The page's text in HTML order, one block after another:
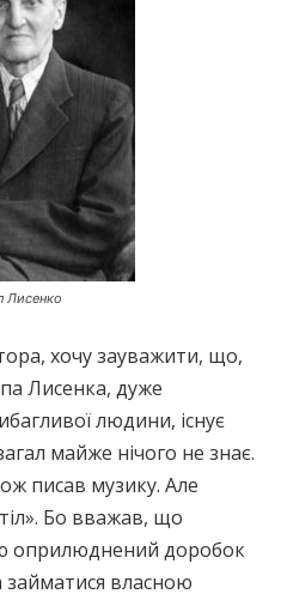
Лисенко
хочу зауважити, що,
Лисенка, дуже
людини, існує
майже нічого не знає.
писав музику. Але
Бо вважав, що
оприлюднений доробок
займатися власною